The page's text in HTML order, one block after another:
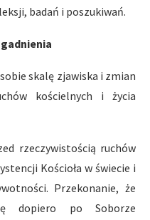
badań i poszukiwań.
skalę zjawiska i zmian
kościelnych i życia
rzeczywistością ruchów
Kościoła w świecie i
Przekonanie, że
dopiero po Soborze